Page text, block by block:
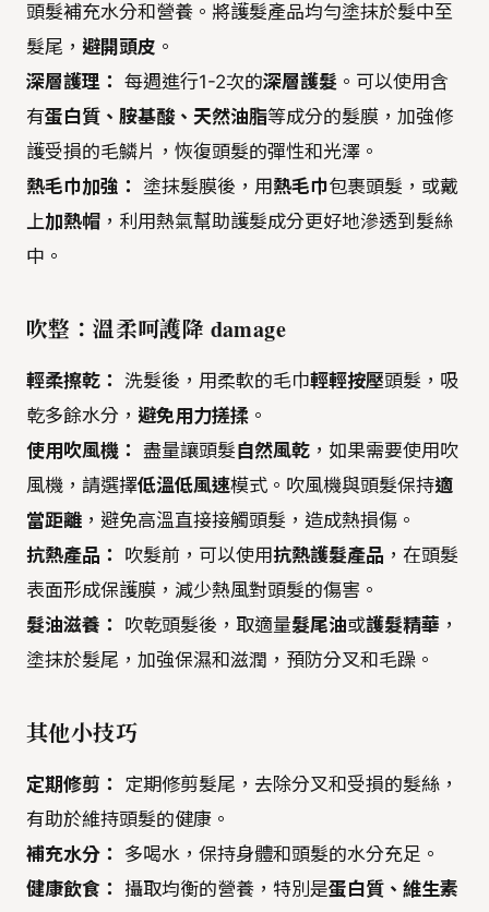
頭髮補充水分和營養。將護髮產品均勻塗抹於髮中至
髮尾， 避開頭皮 。
深層護理： 每週進行1-2次的深層護髮 。可以使用含
有蛋白質、胺基酸、天然油脂等成分的髮膜，加強修
護受損的毛鱗片，恢復頭髮的彈性和光澤。
熱毛巾加強：
塗抹髮膜後，用 熱毛巾包裹頭髮，或戴
上加熱帽 ，利用熱氣幫助護髮成分更好地滲透到髮絲
中。
吹整：溫柔呵護降 damage
輕柔擦乾： 洗髮後，用柔軟的毛巾輕輕按壓頭髮，吸
乾多餘水分， 避免用力搓揉 。
使用吹風機： 盡量讓頭髮自然風乾 ，如果需要使用吹
風機，請選擇低溫低風速模式。吹風機與頭髮保持適
當距離 ，避免高溫直接接觸頭髮，造成熱損傷。
抗熱產品：
吹髮前，可以使用抗熱護髮產品 ，在頭髮
表面形成保護膜，減少熱風對頭髮的傷害。
髮油滋養：
吹乾頭髮後，取適量髮尾油或護髮精華 ，
塗抹於髮尾，加強保濕和滋潤，預防分叉和毛躁。
其他小技巧
定期修剪：
定期修剪髮尾，去除分叉和受損的髮絲，
有助於維持頭髮的健康。
補充水分：
多喝水，保持身體和頭髮的水分充足。
健康飲食：
攝取均衡的營養，特別是蛋白質、維生素